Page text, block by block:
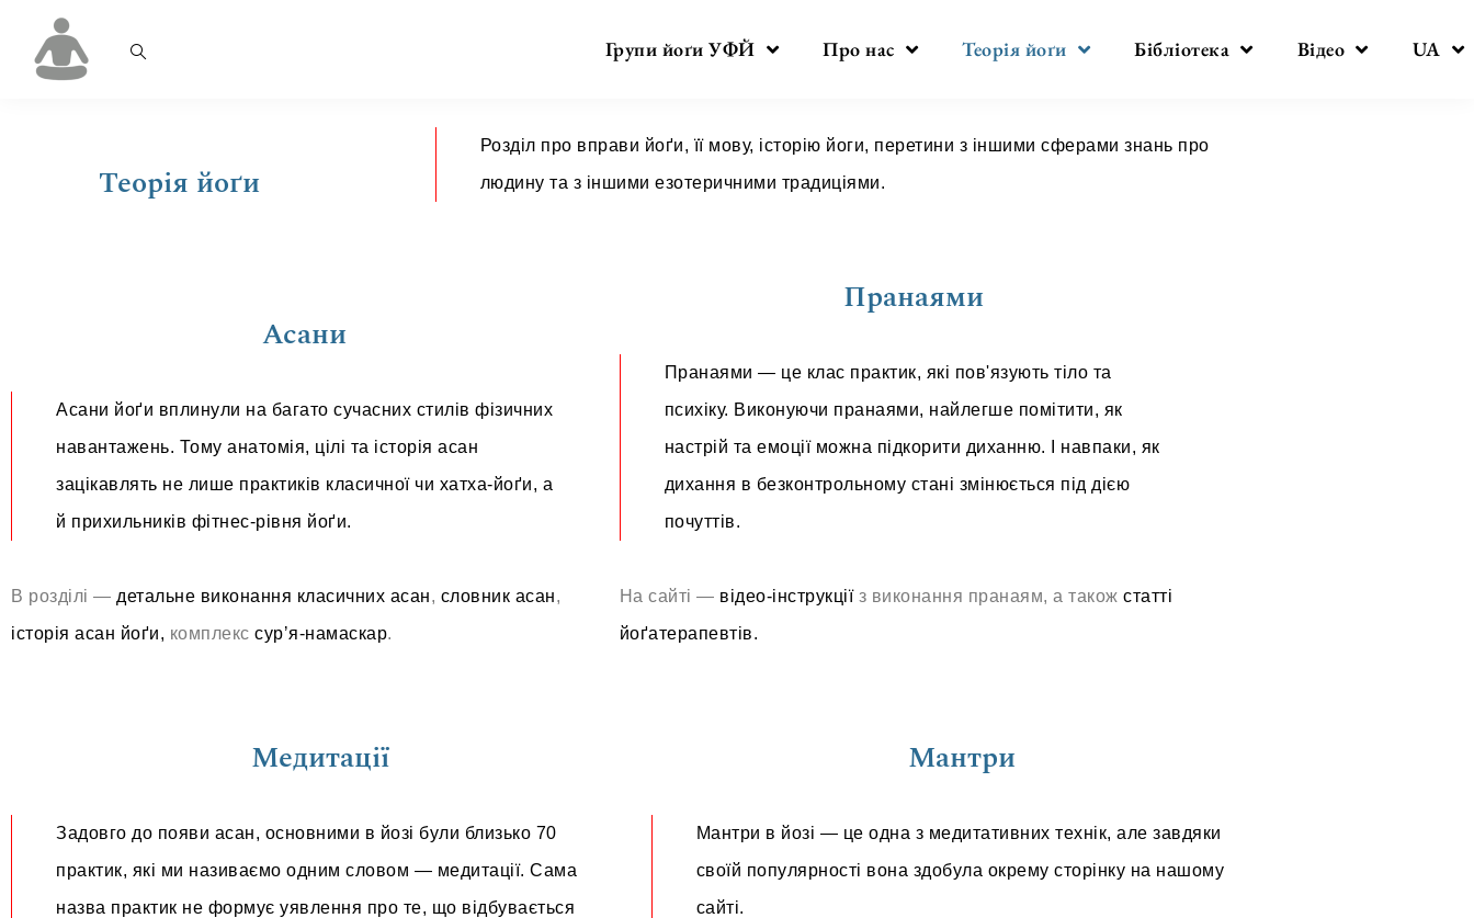
Групи йоґи УФЙ Про нас Теорія йоґи Бібліотека Відео UA
Теорія йоґи
Розділ про вправи йоґи, її мову, історію йоги, перетини з іншими сферами знань про
людину та з іншими езотеричними традиціями.
Асани
Асани йоґи вплинули на багато сучасних стилів фізичних
навантажень. Тому анатомія, цілі та історія асан
зацікавлять не лише практиків класичної чи хатха-йоґи, а
й прихильників фітнес-рівня йоґи.
В розділі — детальне виконання класичних асан, словник асан,
історія асан йоґи, комплекс сурʼя-намаскар.
Пранаями
Пранаями — це клас практик, які пов'язують тіло та
психіку. Виконуючи пранаями, найлегше помітити, як
настрій та емоції можна підкорити диханню. І навпаки, як
дихання в безконтрольному стані змінюється під дією
почуттів.
На сайті — відео-інструкціїз виконання пранаям, а такожстатті
йоґатерапевтів.
Медитації
Задовго до появи асан, основними в йозі були близько 70
практик, які ми називаємо одним словом — медитації. Сама
назва практик не формує уявлення про те, що відбувається
Мантри
Мантри в йозі — це одна з медитативних технік, але завдяки
своїй популярності вона здобула окрему сторінку на нашому
сайті.